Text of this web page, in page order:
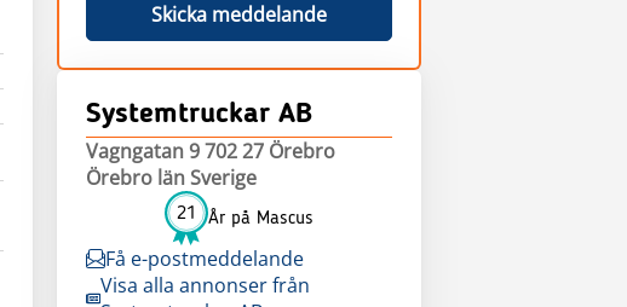
Skicka meddelande
Systemtruckar AB
Vagngatan 9 702 27 Örebro
Örebro län Sverige
21 År på Mascus
Få e-postmeddelande
Visa alla annonser från